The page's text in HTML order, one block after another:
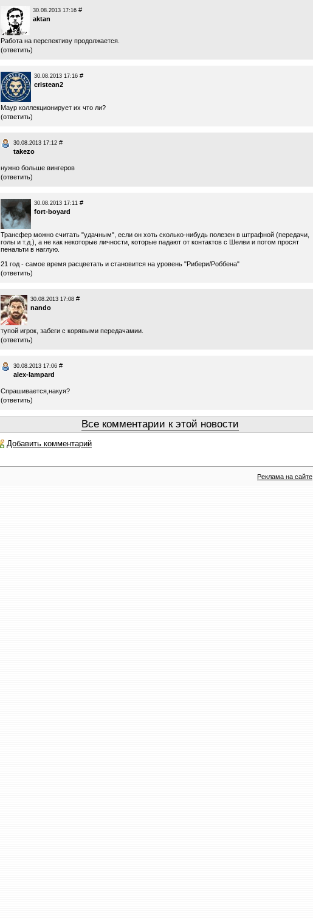
30.08.2013 17:16 #
aktan
Работа на перспективу продолжается.
(ответить)
30.08.2013 17:16 #
cristean2
Маур коллекционирует их что ли?
(ответить)
30.08.2013 17:12 #
takezo
нужно больше вингеров
(ответить)
30.08.2013 17:11 #
fort-boyard
Трансфер можно считать "удачным", если он хоть сколько-нибудь полезен в штрафной (передачи,
голы и т.д.), а не как некоторые личности, которые падают от контактов с Шелви и потом просят
пенальти в наглую.
21 год - самое время расцветать и становится на уровень "Рибери/Роббена"
(ответить)
30.08.2013 17:08 #
nando
тупой игрок, забеги с корявыми передачамии.
(ответить)
30.08.2013 17:06 #
alex-lampard
Спрашивается,накуя?
(ответить)
Все комментарии к этой новости
Добавить комментарий
Реклама на сайте